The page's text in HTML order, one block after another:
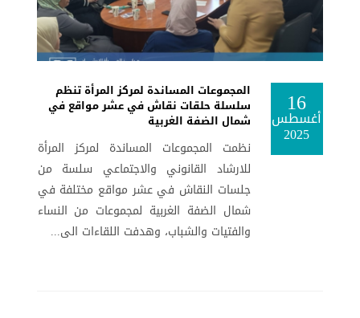
16
أغسطس
2025
المجموعات المساندة لمركز المرأة تنظم
سلسلة حلقات نقاش في عشر مواقع في
شمال الضفة الغربية
نظمت المجموعات المساندة لمركز المرأة
للارشاد القانوني والاجتماعي سلسة من
جلسات النقاش في عشر مواقع مختلفة في
شمال الضفة الغربية لمجموعات من النساء
والفتيات والشباب، وهدفت اللقاءات الى...